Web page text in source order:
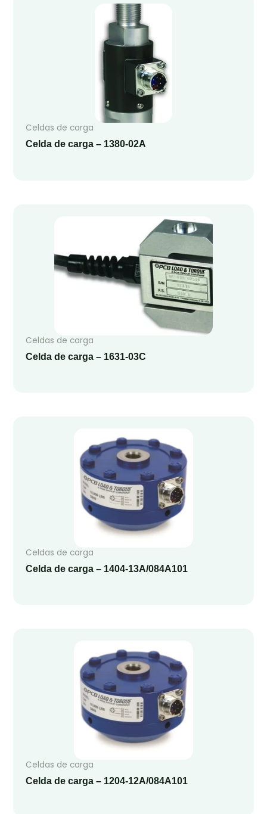
Celdas de carga
Celda de carga – 1380-02A
Celdas de carga
Celda de carga – 1631-03C
Celdas de carga
Celda de carga – 1404-13A/084A101
Celdas de carga
Celda de carga – 1204-12A/084A101